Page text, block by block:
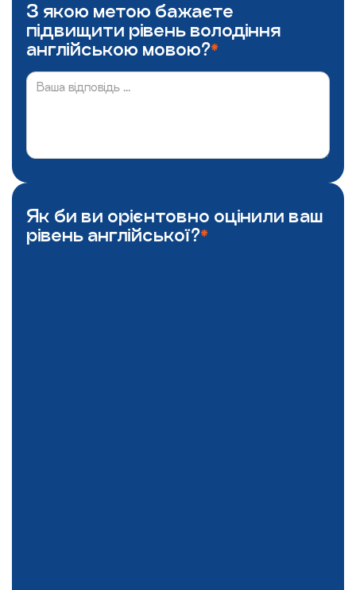
З якою метою бажаєте
підвищити рівень володіння
англійською мовою?*
Як би ви орієнтовно оцінили ваш
рівень англійської?*